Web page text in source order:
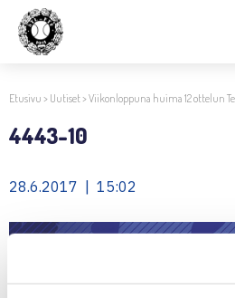
Etusivu > Uutiset>Viikonloppuna huima 12 ottelun
4443-10
28.6.2017 | 15:02